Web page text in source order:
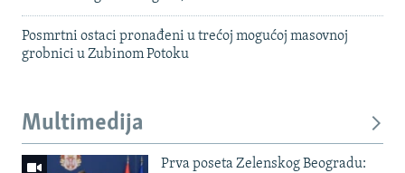
Posmrtni ostaci pronađeni u trećoj mogućoj masovnoj
grobnici u Zubinom Potoku
Multimedija
Prva poseta Zelenskog Beogradu: